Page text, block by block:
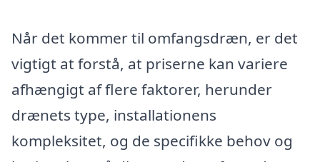
Når det kommer til omfangsdræn, er det
vigtigt at forstå, at priserne kan variere
afhængigt af flere faktorer, herunder
drænets type, installationens
kompleksitet, og de specifikke behov og